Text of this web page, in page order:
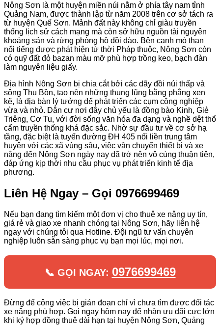
Nông Sơn là một huyện miền núi nằm ở phía tây nam tỉnh
Quảng Nam, được thành lập từ năm 2008 trên cơ sở tách ra
từ huyện Quế Sơn. Mảnh đất này không chỉ giàu truyền
thống lịch sử cách mạng mà còn sở hữu nguồn tài nguyên
khoáng sản và rừng phòng hộ dồi dào. Bên cạnh mỏ than
nổi tiếng được phát hiện từ thời Pháp thuộc, Nông Sơn còn
có quỹ đất đỏ bazan màu mỡ phù hợp trồng keo, bạch đàn
làm nguyên liệu giấy.
Địa hình Nông Sơn bị chia cắt bởi các dãy đồi núi thấp và
sông Thu Bồn, tạo nên những thung lũng bằng phẳng xen
kẽ, là địa bàn lý tưởng để phát triển các cụm công nghiệp
vừa và nhỏ. Dân cư nơi đây chủ yếu là đồng bào Kinh, Giẻ
Triêng, Cơ Tu, với đời sống văn hóa đa dạng và nghề dệt thổ
cẩm truyền thống khá đặc sắc. Nhờ sự đầu tư về cơ sở hạ
tầng, đặc biệt là tuyến đường ĐH 405 nối liền trung tâm
huyện với các xã vùng sâu, việc vận chuyển thiết bị và xe
nâng đến Nông Sơn ngày nay đã trở nên vô cùng thuận tiện,
đáp ứng kịp thời nhu cầu phục vụ phát triển kinh tế địa
phương.
Liên Hệ Ngay – Gọi 0976699469
Nếu bạn đang tìm kiếm một đơn vị cho thuê xe nâng uy tín,
giá rẻ và giao xe nhanh chóng tại Nông Sơn, hãy liên hệ
ngay với chúng tôi qua Hotline. Đội ngũ tư vấn chuyên
nghiệp luôn sẵn sàng phục vụ bạn mọi lúc, mọi nơi.
📞 GỌI NGAY: 0976699469
Đừng để công việc bị gián đoạn chỉ vì chưa tìm được đối tác
xe nâng phù hợp. Gọi ngay hôm nay để nhận ưu đãi cực lớn
khi ký hợp đồng thuê dài hạn tại huyện Nông Sơn, Quảng